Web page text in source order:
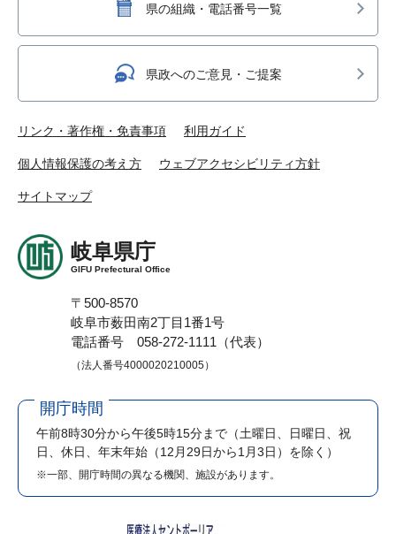
県の組織・電話番号一覧
県政へのご意見・ご提案
リンク・著作権・免責事項 利用ガイド
個人情報保護の考え方 ウェブアクセシビリティ方針
サイトマップ
岐阜県庁
GIFU Prefectural Office
〒500-8570
岐阜市薮田南2丁目1番1号
電話番号 058-272-1111（代表）
（法人番号4000020210005）
開庁時間
午前8時30分から午後5時15分まで （土曜日、日曜日、祝
日、休日、年末年始（12月29日から1月3日）を除く）
※一部、開庁時間の異なる機関、施設があります。